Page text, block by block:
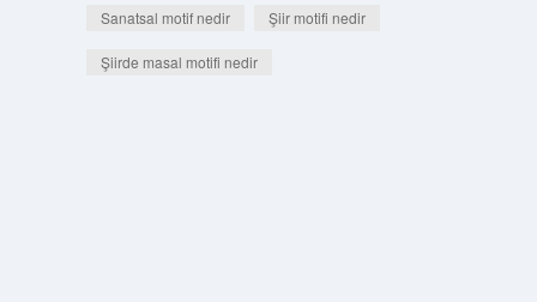
Sanatsal motif nedir Şiir motifi nedir
Şiirde masal motifi nedir